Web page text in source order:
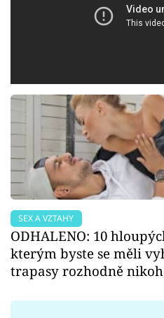
SEX A VZTAHY
ODHALENO: 10
kterým byste se měli
trapasy rozhodně